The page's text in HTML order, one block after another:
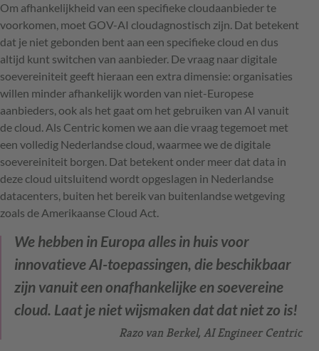
Om afhankelijkheid van een specifieke cloudaanbieder te
voorkomen, moet GOV-AI cloudagnostisch zijn. Dat betekent
dat je niet gebonden bent aan een specifieke cloud en dus
altijd kunt switchen van aanbieder. De vraag naar digitale
soevereiniteit geeft hieraan een extra dimensie: organisaties
willen minder afhankelijk worden van niet-Europese
aanbieders, ook als het gaat om het gebruiken van AI vanuit
de cloud. Als Centric komen we aan die vraag tegemoet met
een volledig Nederlandse cloud, waarmee we de digitale
soevereiniteit borgen. Dat betekent onder meer dat data in
deze cloud uitsluitend wordt opgeslagen in Nederlandse
datacenters, buiten het bereik van buitenlandse wetgeving
zoals de Amerikaanse Cloud Act.
We hebben in Europa alles in huis voor
innovatieve AI-toepassingen, die beschikbaar
zijn vanuit een onafhankelijke en soevereine
cloud. Laat je niet wijsmaken dat dat niet zo is!
Razo van Berkel, AI Engineer Centric